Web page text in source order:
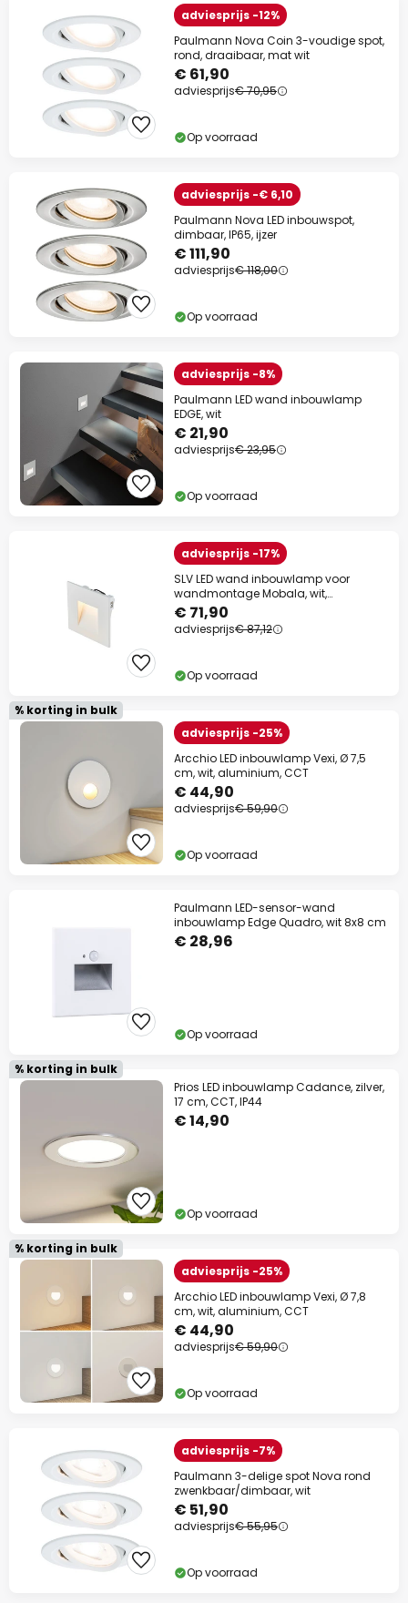
adviesprijs -12%
Paulmann Nova Coin 3-voudige spot,
rond, draaibaar, mat wit
€ 61,90
adviesprijs€ 70,95
Op voorraad
adviesprijs -€ 6,10
Paulmann Nova LED inbouwspot,
dimbaar, IP65, ijzer
€ 111,90
adviesprijs€ 118,00
Op voorraad
adviesprijs -8%
Paulmann LED wand inbouwlamp
EDGE, wit
€ 21,90
adviesprijs€ 23,95
Op voorraad
adviesprijs -17%
SLV LED wand inbouwlamp voor
wandmontage Mobala, wit,
aluminium, 3.000 K
€ 71,90
adviesprijs€ 87,12
Op voorraad
% korting in bulk
adviesprijs -25%
Arcchio LED inbouwlamp Vexi, Ø 7,5
cm, wit, aluminium, CCT
€ 44,90
adviesprijs€ 59,90
Op voorraad
Paulmann LED-sensor-wand
inbouwlamp Edge Quadro, wit 8x8 cm
€ 28,96
Op voorraad
% korting in bulk
Prios LED inbouwlamp Cadance, zilver,
17 cm, CCT, IP44
€ 14,90
Op voorraad
% korting in bulk
adviesprijs -25%
Arcchio LED inbouwlamp Vexi, Ø 7,8
cm, wit, aluminium, CCT
€ 44,90
adviesprijs€ 59,90
Op voorraad
adviesprijs -7%
Paulmann 3-delige spot Nova rond
zwenkbaar/dimbaar, wit
€ 51,90
adviesprijs€ 55,95
Op voorraad